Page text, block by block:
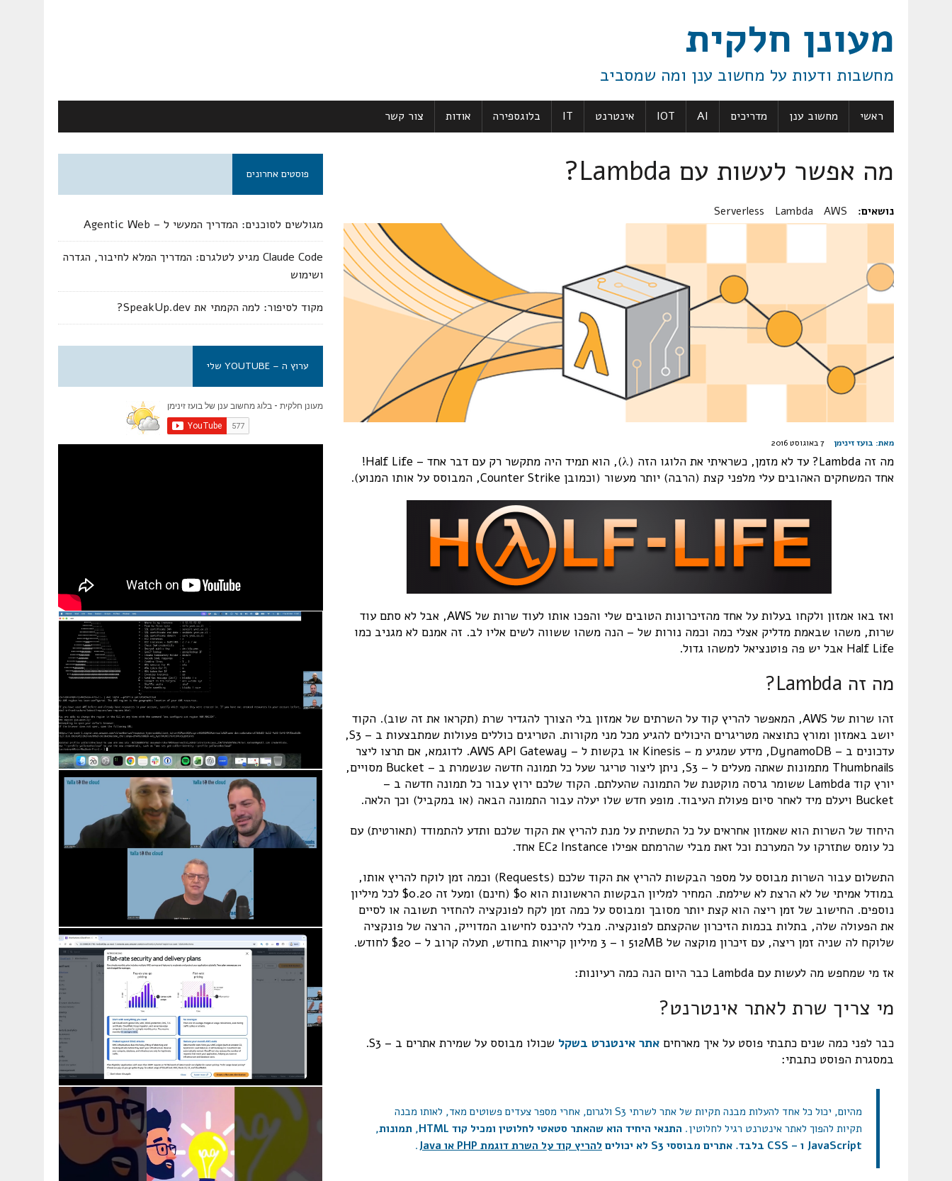
מעונן חלקית
מחשבות ודעות על מחשוב ענן ומה שמסביב
ראשי מחשוב ענן מדריכים AI
IOT אינטרנט IT בלוגספירה אודות צור קשר
מה אפשר לעשות עם Lambda?
נושאים: AWS
Lambda
Serverless
מאת: בועז זינימן 7 באוגוסט 2016
מה זה Lambda? עד לא מזמן, כשראיתי את הלוגו הזה (λ), הוא תמיד היה מתקשר רק עם דבר אחד – Half Life!
אחד המשחקים האהובים עלי מלפני קצת (הרבה) יותר מעשור (וכמובן Counter Strike, המבוסס על אותו המנוע).
ואז באו אמזון ולקחו בעלות על אחד מהזיכרונות הטובים שלי והפכו אותו לעוד שרות של AWS, אבל לא סתם עוד
שרות, משהו שבאמת מדליק אצלי כמה וכמה נורות של – הנה משהו ששווה לשים אליו לב. זה אמנם לא מגניב כמו
Half Life אבל יש פה פוטנציאל למשהו גדול.
מה זה Lambda?
זהו שרות של AWS, המאפשר להריץ קוד על השרתים של אמזון בלי הצורך להגדיר שרת (תקראו את זה שוב). הקוד
יושב באמזון ומורץ כתוצאה מטריגרים היכולים להגיע מכל מני מקורות. הטריגים כוללים פעולות שמתבצעות ב – S3,
עדכונים ב – DynamoDB, מידע שמגיע מ – Kinesis או בקשות ל – AWS API Gateway. לדוגמא, אם תרצו ליצר
Thumbnails מתמונות שאתה מעלים ל – S3, ניתן ליצור טריגר שעל כל תמונה חדשה שנשמרת ב – Bucket מסויים,
יורץ קוד Lambda ששומר גרסה מוקטנת של התמונה שהעלתם. הקוד שלכם ירוץ עבור כל תמונה חדשה ב –
Bucket ויעלם מיד לאחר סיום פעולת העיבוד. מופע חדש שלו יעלה עבור התמונה הבאה (או במקביל) וכך הלאה.
היחוד של השרות הוא שאמזון אחראים על כל התשתית על מנת להריץ את הקוד שלכם ותדע להתמודד (תאורטית) עם
כל עומס שתזרקו על המערכת וכל זאת מבלי שהרמתם אפילו EC2 Instance אחד.
התשלום עבור השרות מבוסס על מספר הבקשות להריץ את הקוד שלכם (Requests) וכמה זמן לוקח להריץ אותו,
במודל אמיתי של לא הרצת לא שילמת. המחיר למליון הבקשות הראשונות הוא $0 (חינם) ומעל זה $0.20 לכל מיליון
נוספים. החישוב של זמן ריצה הוא קצת יותר מסובך ומבוסס על כמה זמן לקח לפונקציה להחזיר תשובה או לסיים
את הפעולה שלה, בתלות בכמות הזיכרון שהקצתם לפונקציה. מבלי להיכנס לחישוב המדוייק, הרצה של פונקציה
שלוקח לה שניה זמן ריצה, עם זיכרון מוקצה של 512MB ו – 3 מיליון קריאות בחודש, תעלה קרוב ל – $20 לחודש.
אז מי שמחפש מה לעשות עם Lambda כבר היום הנה כמה רעיונות:
מי צריך שרת לאתר אינטרנט?
כבר לפני כמה שנים כתבתי פוסט על איך מארחים אתר אינטנרט בשקל
שכולו מבוסס על שמירת אתרים ב – S3.
במסגרת הפוסט כתבתי:
מהיום, יכול כל אחד להעלות מבנה תקיות של אתר לשרתי S3 ולגרום, אחרי מספר צעדים פשוטים מאד, לאותו מבנה
תקיות להפוך לאתר אינטרנט רגיל לחלוטין.
התנאי היחיד הוא שהאתר סטאטי לחלוטין ומכיל קוד HTML, תמונות,
JavaScript ו – CSS בלבד. אתרים מבוססי S3 לא יכולים
להריץ קוד על השרת דוגמת PHP או Java .
פוסטים אחרונים
מגולשים לסוכנים: המדריך המעשי ל – Agentic Web
Claude Code מגיע לטלגרם: המדריך המלא לחיבור, הגדרה
ושימוש
מקוד לסיפור: למה הקמתי את SpeakUp.dev?
ערוץ ה – YOUTUBE שלי